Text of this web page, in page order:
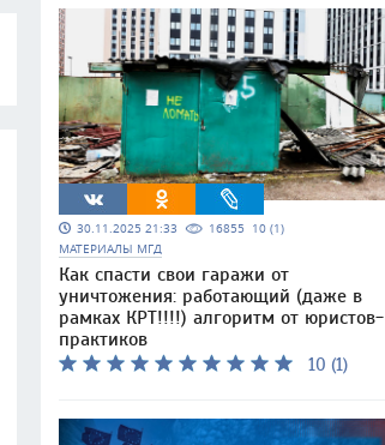
30.11.2025 21:33 16855 10 (1)
МАТЕРИАЛЫ МГД
Как спасти свои гаражи от
уничтожения: работающий (даже в
рамках КРТ!!!!) алгоритм от юристов-
практиков
10 (1)